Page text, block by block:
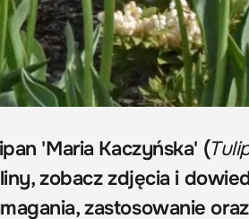
'Maria Kaczyńska' (
zobacz zdjęcia i
zastosowanie